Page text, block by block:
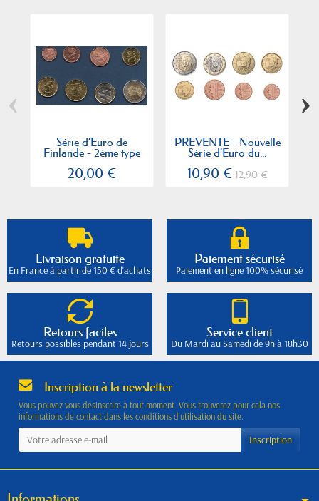
Série d'Euro de
Finlande - 2ème type
20,00 €
PREVENTE - Nouvelle
Série d'Euro du...
10,90 €12,90 €
‹ ›
Livraison gratuite
En France à partir de 150 € d'achats
Paiement sécurisé
Paiement en ligne 100% sécurisé
Retours faciles
Retours possibles pendant 14 jours
Service client
Du Mardi au Samedi de 9h à 18h30
Inscription à la newsletter
Vous pouvez vous désinscrire à tout moment. Vous trouverez pour cela nos
informations de contact dans les conditions d'utilisation du site.